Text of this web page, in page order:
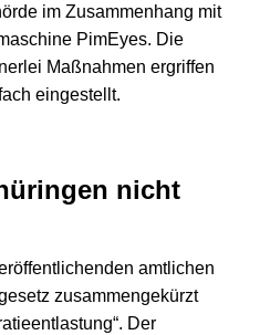
im Zusammenhang mit
PimEyes. Die
Maßnahmen ergriffen
eingestellt.
nicht
amtlichen
zusammengekürzt
Der